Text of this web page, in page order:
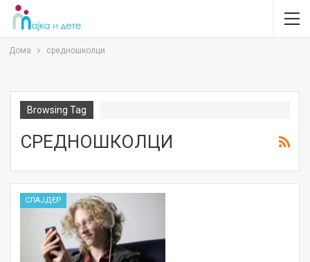
Дома средношколци
Browsing Tag
СРЕДНОШКОЛЦИ
СЛАЈДЕР